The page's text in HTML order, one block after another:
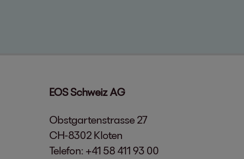
EOS Schweiz AG
Obstgartenstrasse 27
CH-8302 Kloten
Telefon: +41 58 411 93 00